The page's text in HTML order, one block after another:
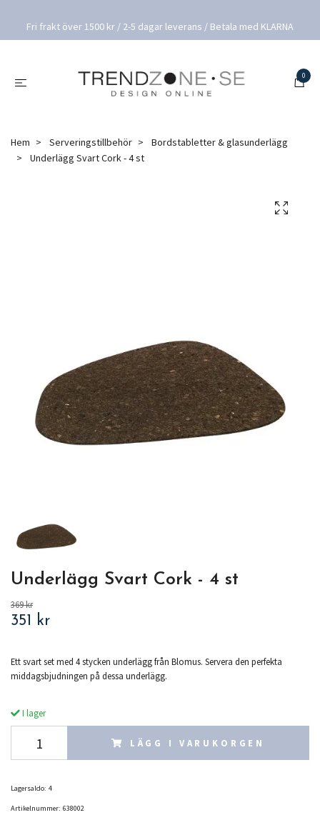
Fri frakt över 1500 kr / 2-5 dagar leverans / Betala med KLARNA
0
Hem Serveringstillbehör
Bordstabletter & glasunderlägg
Underlägg Svart Cork - 4 st
Underlägg Svart Cork - 4 st
369 kr
351 kr
Ett svart set med 4 stycken underlägg från Blomus. Servera den perfekta
middagsbjudningen på dessa underlägg.
I lager
LÄGG I VARUKORGEN
Lagersaldo: 4
Artikelnummer: 638002